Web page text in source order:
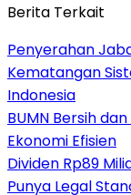
Berita Terkait
Penyerahan
Kematangan
Indonesia
BUMN Bersih
Ekonomi Efisien
Dividen Rp89
Punya Legal